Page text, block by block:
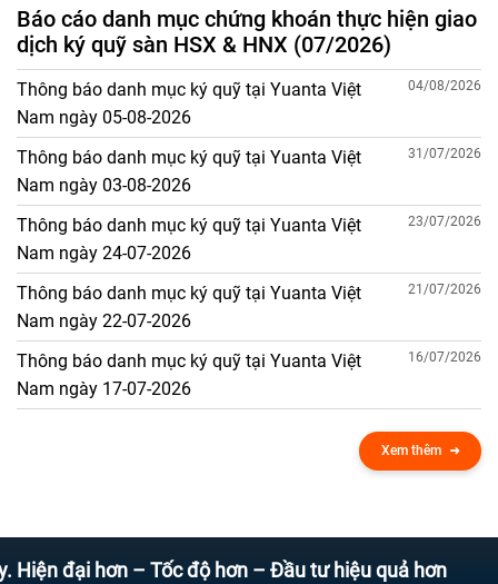
Báo cáo danh mục chứng khoán thực hiện giao
dịch ký quỹ sàn HSX & HNX (07/2026)
Thông báo danh mục ký quỹ tại Yuanta Việt
Nam ngày 05-08-2026
04/08/2026
Thông báo danh mục ký quỹ tại Yuanta Việt
Nam ngày 03-08-2026
31/07/2026
Thông báo danh mục ký quỹ tại Yuanta Việt
Nam ngày 24-07-2026
23/07/2026
Thông báo danh mục ký quỹ tại Yuanta Việt
Nam ngày 22-07-2026
21/07/2026
Thông báo danh mục ký quỹ tại Yuanta Việt
Nam ngày 17-07-2026
16/07/2026
Xem thêm
hơn – Tốc độ hơn – Đầu tư hiệu quả hơn